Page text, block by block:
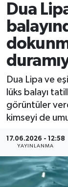
Dua
Dua Lipa ve
lüks balayı
görüntüler
kimseyi de
17.06.2026 - 12:58
YAYINLANMA
Spor
Ekonomi
Sağlık
Magazin
Kültür
Resmi
Tüm
Son
Haber